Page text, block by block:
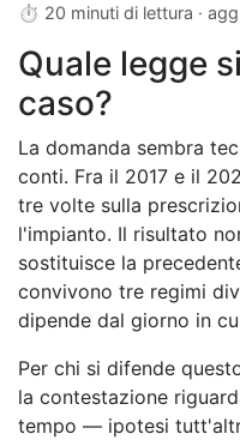
⏱ 20 minuti di lettura ·
Quale legge
caso?
La domanda sembra
conti. Fra il 2017 e il
tre volte sulla
l'impianto. Il risultato
sostituisce la
convivono tre regimi
dipende dal giorno in
Per chi si difende
la contestazione
tempo — ipotesi